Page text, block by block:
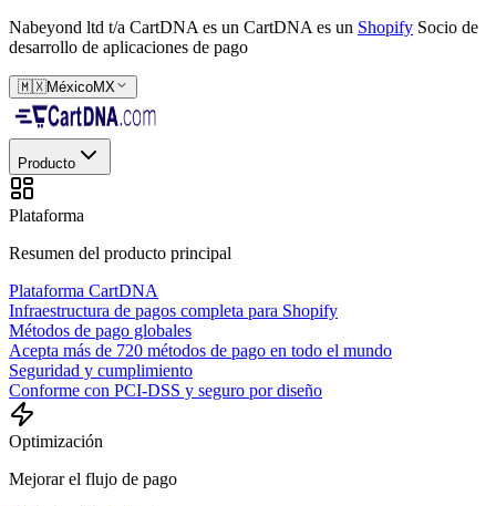
Nabeyond ltd t/a CartDNA es un CartDNA es un Shopify Socio de
desarrollo de aplicaciones de pago
🇲🇽MéxicoMX
Producto
Plataforma
Resumen del producto principal
Plataforma CartDNA
Infraestructura de pagos completa para Shopify
Métodos de pago globales
Acepta más de 720 métodos de pago en todo el mundo
Seguridad y cumplimiento
Conforme con PCI-DSS y seguro por diseño
Optimización
Mejorar el flujo de pago